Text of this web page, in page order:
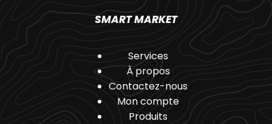
SMART MARKET
Services
À propos
Contactez-nous
Mon compte
Produits